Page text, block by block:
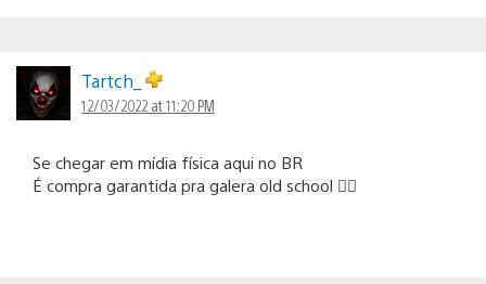
Tartch_
12/03/2022 at 11:20 PM
Se chegar em mídia física aqui no BR
É compra garantida pra galera old school ✌🏻